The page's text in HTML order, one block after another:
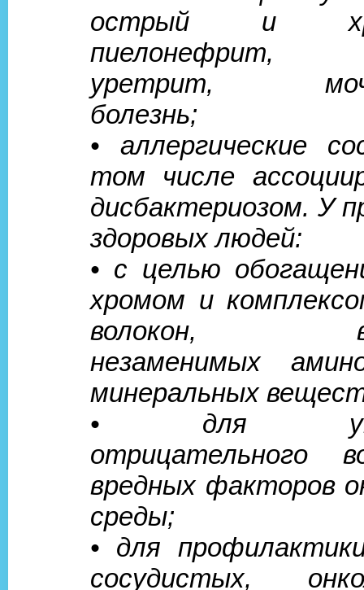
острый и
пиелонефрит,
уретрит,
болезнь;
• аллергические
том числе
дисбактериозом. У
здоровых людей:
• с целью
хромом и
волокон,
незаменимых
минеральных
• для
отрицательного
вредных факторов
среды;
• для
сосудистых,